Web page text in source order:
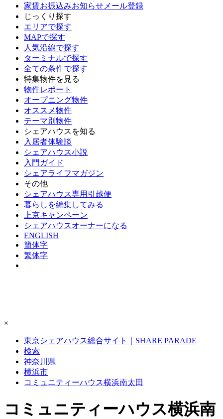
家賃お振込みお知らせメール登録
じっくり探す
エリアで探す
MAPで探す
人気沿線で探す
ターミナルで探す
全ての条件で探す
特集物件を見る
物件レポート
オープニング物件
オススメ物件
テーマ別物件
シェアハウスを知る
入居者体験談
シェアハウス小説
入門ガイド
シェアライフマガジン
その他
シェアハウス専用引越便
暮らしを編集してみる
上京キャンペーン
シェアハウスオーナーになる
ENGLISH
簡体字
繁体字
×
東京シェアハウス総合サイト｜SHARE PARADE
検索
神奈川県
横浜市
コミュニティーハウス横浜南太田
コミュニティーハウス横浜南